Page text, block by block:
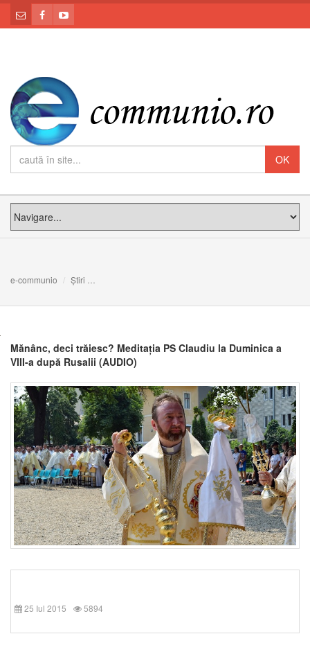
e-communio Știri
Mănânc, deci trăiesc? Meditația PS Claudiu la Duminica a
VIII-a după Rusalii (AUDIO)
25 Iul 2015 5894